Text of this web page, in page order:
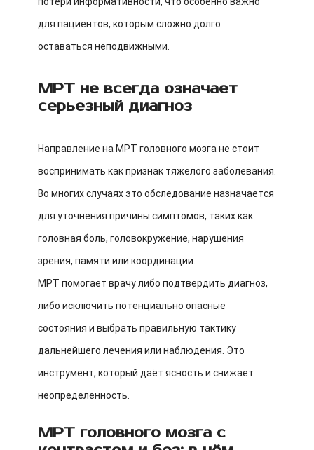
для пациентов, которым сложно долго
оставаться неподвижными.
МРТ не всегда означает
серьезный диагноз
Направление на МРТ головного мозга не стоит
воспринимать как признак тяжелого заболевания.
Во многих случаях это обследование назначается
для уточнения причины симптомов, таких как
головная боль, головокружение, нарушения
зрения, памяти или координации.
МРТ помогает врачу либо подтвердить диагноз,
либо исключить потенциально опасные
состояния и выбрать правильную тактику
дальнейшего лечения или наблюдения. Это
инструмент, который даёт ясность и снижает
неопределенность.
МРТ головного мозга с